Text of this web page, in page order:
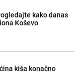
kako danas
Koševo
kiša konačno